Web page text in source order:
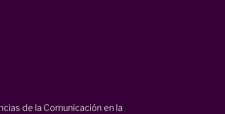
de la Comunicación en la